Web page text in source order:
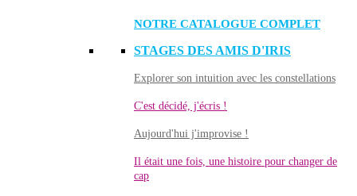
NOTRE CATALOGUE COMPLET
STAGES DES AMIS D'IRIS
Explorer son intuition avec les constellations
C'est décidé, j'écris !
Aujourd'hui j'improvise !
Il était une fois, une histoire pour changer de
cap